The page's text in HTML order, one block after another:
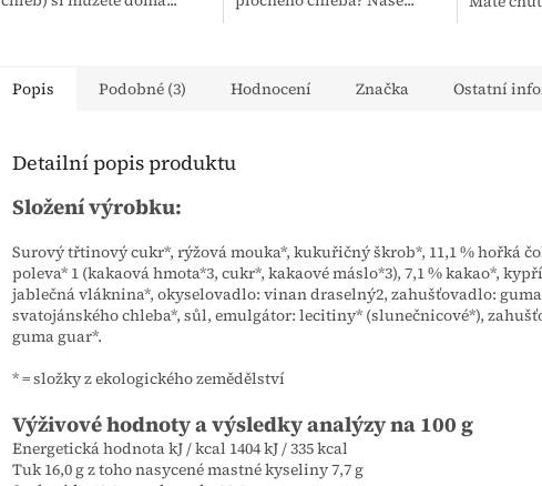
Popis Podobné (3) Hodnocení Značka Ostatní
Detailní popis produktu
Složení výrobku:
Surový třtinový cukr*, rýžová mouka*, kukuřičný škrob*, 11,1 % hořká
poleva* 1 (kakaová hmota*3, cukr*, kakaové máslo*3), 7,1 % kakao*,
jablečná vláknina*, okyselovadlo: vinan draselný2, zahušťovadlo:
svatojánského chleba*, sůl, emulgátor: lecitiny* (slunečnicové*),
guma guar*.
* = složky z ekologického zemědělství
Výživové hodnoty a výsledky analýzy na 100 g
Energetická hodnota kJ / kcal 1404 kJ / 335 kcal
Tuk 16,0 g z toho nasycené mastné kyseliny 7,7 g